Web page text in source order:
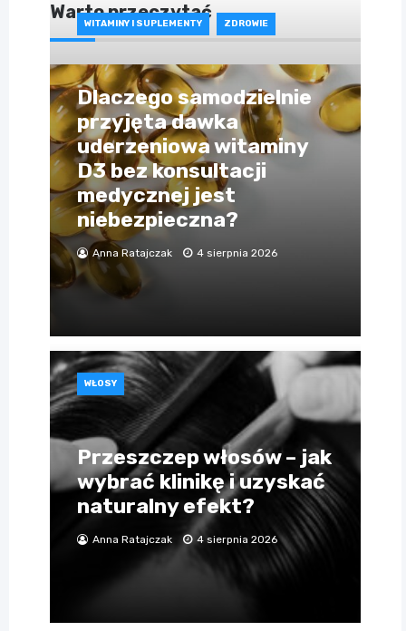
Warto przeczytać
WITAMINY I SUPLEMENTY ZDROWIE
Dlaczego samodzielnie
przyjęta dawka
uderzeniowa witaminy
D3 bez konsultacji
medycznej jest
niebezpieczna?
Anna Ratajczak 4 sierpnia 2026
WŁOSY
Przeszczep włosów – jak
wybrać klinikę i uzyskać
naturalny efekt?
Anna Ratajczak 4 sierpnia 2026